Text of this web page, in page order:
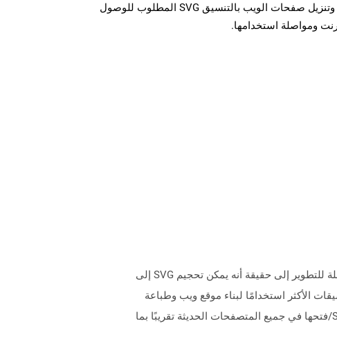
يمكنك بسهولة تحويل وتنزيل صفحات الويب بالتنسيق SVG المطلوب للوصول
ومواصلة استخدامها.
ملف SVG هو ملف رسومات متجه قياسي يستخدم تنسيق نص يعتمد على XML لوصف مظهر الصورة. تشير الكلمة القابلة للتطوير إلى حقيقة أنه يمكن تحجيم SVG إلى
الأكثر استخدامًا لبناء موقع ويب وطباعة
رسومات من أجل تحقيق قابلية التوسع. لا يمكن استخدام التنسيق إلا للرسومات ثنائية الأبعاد. يمكن مشاهدة ملفات SVG/فتحها في جميع المتصفحات الحديثة تقريبًا بما